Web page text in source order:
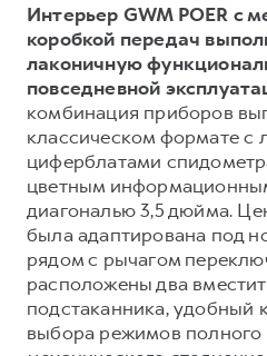
Интерьер GWM POER с
коробкой передач
лаконичную
повседневной
комбинация приборов
классическом формате с
циферблатами
цветным
диагональю 3,5 дюйма.
была адаптирована под
рядом с рычагом
расположены два
подстаканника, удобный
выбора режимов полного